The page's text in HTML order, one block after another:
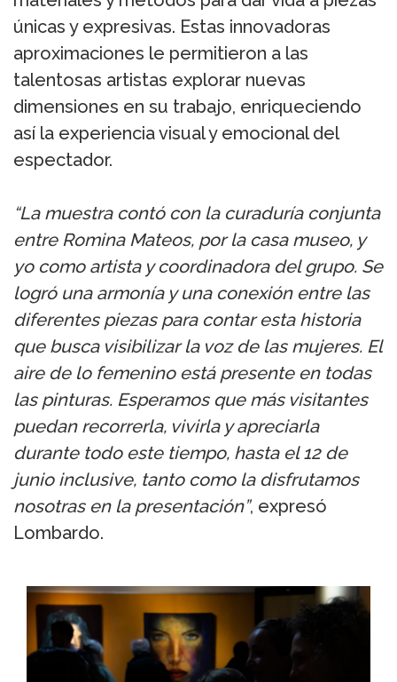
únicas y expresivas. Estas innovadoras
aproximaciones le permitieron a las
talentosas artistas explorar nuevas
dimensiones en su trabajo, enriqueciendo
así la experiencia visual y emocional del
espectador.
“La muestra contó con la curaduría conjunta
entre Romina Mateos, por la casa museo, y
yo como artista y coordinadora del grupo. Se
logró una armonía y una conexión entre las
diferentes piezas para contar esta historia
que busca visibilizar la voz de las mujeres. El
aire de lo femenino está presente en todas
las pinturas. Esperamos que más visitantes
puedan recorrerla, vivirla y apreciarla
durante todo este tiempo, hasta el 12 de
junio inclusive, tanto como la disfrutamos
nosotras en la presentación”, expresó
Lombardo.